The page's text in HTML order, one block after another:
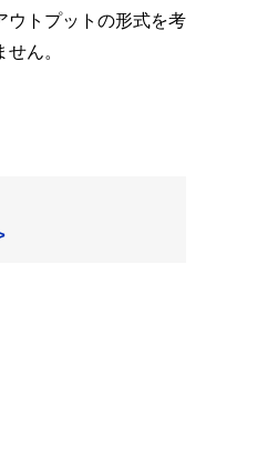
ウトプットの形式を考
ん。